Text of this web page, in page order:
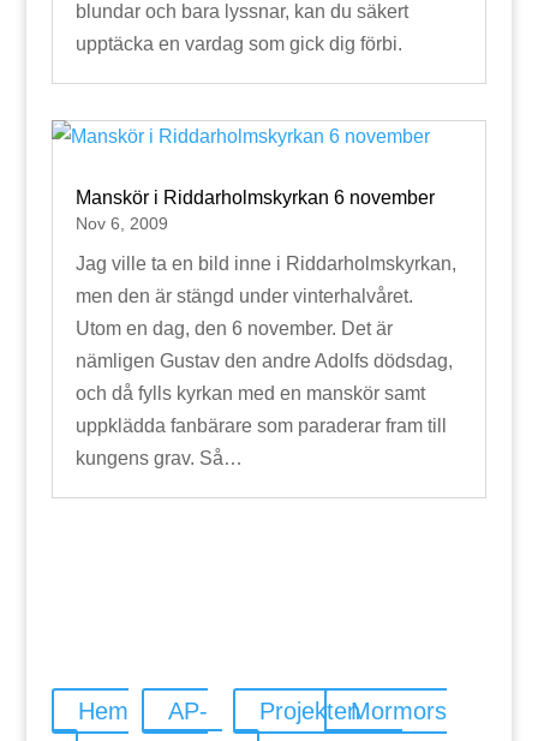
blundar och bara lyssnar, kan du säkert
upptäcka en vardag som gick dig förbi.
Manskör i Riddarholmskyrkan 6 november
Nov 6, 2009
Jag ville ta en bild inne i Riddarholmskyrkan,
men den är stängd under vinterhalvåret.
Utom en dag, den 6 november. Det är
nämligen Gustav den andre Adolfs dödsdag,
och då fylls kyrkan med en manskör samt
uppklädda fanbärare som paraderar fram till
kungens grav. Så…
Hem
AP-
ProjektenMormors